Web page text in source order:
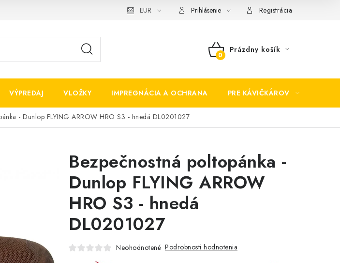
EUR Prihlásenie Registrácia
NÁKUPNÝ
Prázdny košík
VÝPREDAJ VLOŽKY IMPREGNÁCIA A OCHRANA PRE KÁVIČKÁROV
- Dunlop FLYING ARROW HRO S3 - hnedá DL0201027
Bezpečnostná poltopánka -
Dunlop FLYING ARROW
HRO S3 - hnedá
DL0201027
Neohodnotené Podrobnosti hodnotenia